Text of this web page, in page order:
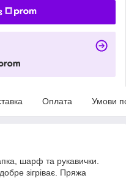
Оплата Умови
шарф та рукавички.
зігріває. Пряжа